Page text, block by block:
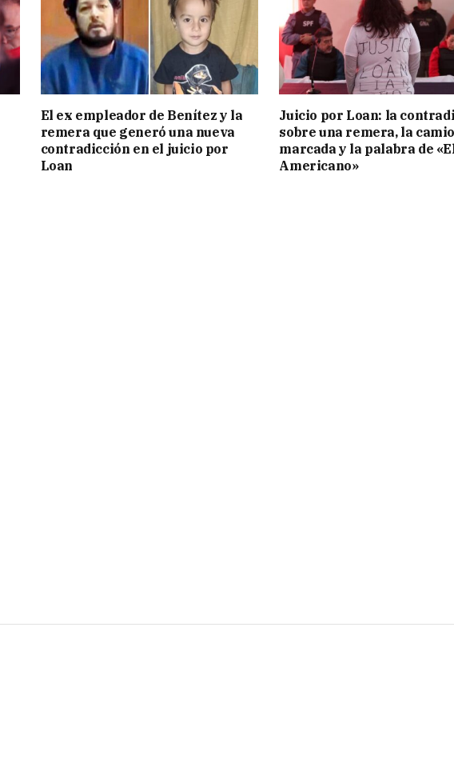
El ex empleador de Benítez y la
remera que generó una nueva
contradicción en el juicio por
Loan
Juicio por Loan: la
sobre una remera, la
marcada y la palabra de
Americano»